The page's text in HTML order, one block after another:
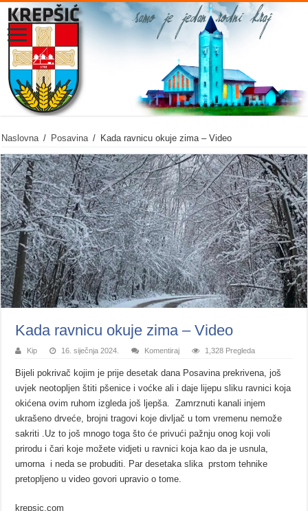
Naslovna / Posavina / Kada ravnicu okuje zima – Video
Kada ravnicu okuje zima – Video
Kip 16. siječnja 2024. Komentiraj 1,328 Pregleda
Bijeli pokrivač kojim je prije desetak dana Posavina prekrivena, još
uvjek neotopljen štiti pšenice i voćke ali i daje lijepu sliku ravnici koja
okićena ovim ruhom izgleda još ljepša. Zamrznuti kanali injem
ukrašeno drveće, brojni tragovi koje divljač u tom vremenu nemože
sakriti .Uz to još mnogo toga što će privući pažnju onog koji voli
prirodu i čari koje možete vidjeti u ravnici koja kao da je usnula,
umorna i neda se probuditi. Par desetaka slika prstom tehnike
pretopljeno u video govori upravio o tome.
krepsic.com